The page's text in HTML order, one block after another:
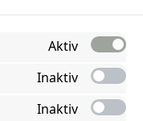
Aktiv
Inaktiv
Inaktiv